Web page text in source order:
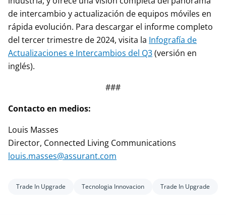
de intercambio y actualización de equipos móviles en
rápida evolución. Para descargar el informe completo
del tercer trimestre de 2024, visita la Infografía de
Actualizaciones e Intercambios del Q3(versión en
inglés).
###
Contacto en medios:
Louis Masses
Director, Connected Living Communications
louis.masses@assurant.com
Trade In Upgrade Tecnologia Innovacion Trade In Upgrade